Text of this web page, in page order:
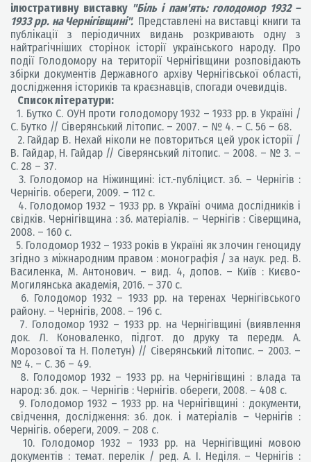
ілюстративну виставку "Біль і пам'ять: голодомор 1932 –
1933 рр. на Чернігівщині". Представлені на виставці книги та
публікації з періодичних видань розкривають одну з
найтрагічніших сторінок історії українського народу. Про
події Голодомору на території Чернігівщини розповідають
збірки документів Державного архіву Чернігівської області,
дослідження істориків та краєзнавців, спогади очевидців.
Список літератури:
1. Бутко С. ОУН проти голодомору 1932 – 1933 рр. в Україні /
С. Бутко // Сіверянський літопис. – 2007. – № 4. – С. 56 – 68.
2. Гайдар В. Нехай ніколи не повториться цей урок історії /
В. Гайдар, Н. Гайдар // Сіверянський літопис. – 2008. – № 3. –
С. 28 – 37.
3. Голодомор на Ніжинщині: іст.-публіцист. зб. – Чернігів :
Чернігів. обереги, 2009. – 112 с.
4. Голодомор 1932 – 1933 рр. в Україні очима дослідників і
свідків. Чернігівщина : зб. матеріалів. – Чернігів : Сіверщина,
2008. – 160 с.
5. Голодомор 1932 – 1933 років в Україні як злочин геноциду
згідно з міжнародним правом : монографія / за наук. ред. В.
Василенка, М. Антонович. – вид. 4, допов. – Київ : Києво-
Могилянська академія, 2016. – 370 с.
6. Голодомор 1932 – 1933 рр. на теренах Чернігівського
району. – Чернігів, 2008. – 196 с.
7. Голодомор 1932 – 1933 рр. на Чернігівщині (виявлення
док. Л. Коноваленко, підгот. до друку та передм. А.
Морозової та Н. Полетун) // Сіверянський літопис. – 2003. –
№ 4. – С. 36 – 49.
8. Голодомор 1932 – 1933 рр. на Чернігівщині : влада та
народ: зб. док. – Чернігів : Чернігів. обереги, 2008. – 408 с.
9. Голодомор 1932 – 1933 рр. на Чернігівщині : документи,
свідчення, дослідження: зб. док. і матеріалів – Чернігів :
Чернігів. обереги, 2009. – 208 с.
10. Голодомор 1932 – 1933 рр. на Чернігівщині мовою
документів : темат. перелік / ред. А. І. Неділя. – Чернігів :